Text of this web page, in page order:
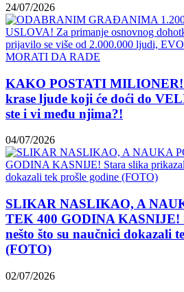
24/07/2026
KAKO POSTATI MILIONER!
krase ljude koji će doći do
ste i vi među njima?!
04/07/2026
SLIKAR NASLIKAO, A
TEK 400 GODINA KASNIJE!
nešto što su naučnici dokazali
(FOTO)
02/07/2026